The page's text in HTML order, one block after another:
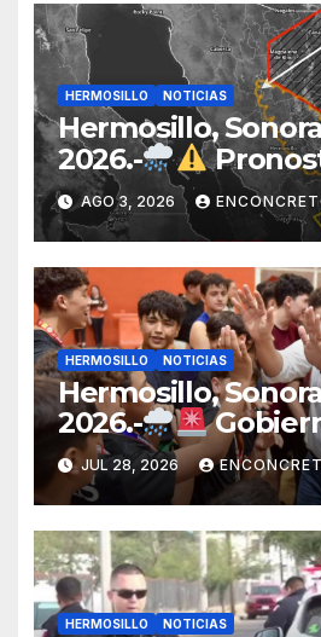
HERMOSILLO NOTICIAS
Hermosillo,
2026.-
para Hermosillo
norte de Sonora
mayor potencial
tormentas
AGO 3, 2026
HERMOSILLO NOTICIAS
Hermosillo,
2026.-
Hermosillo
operativo por
continúan
atención en la
JUL 28, 2026
HERMOSILLO NOTICIAS